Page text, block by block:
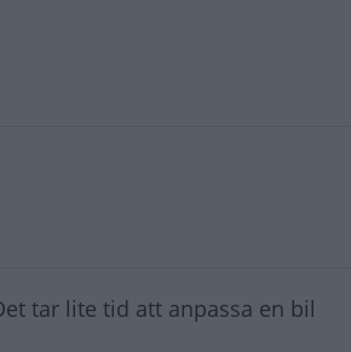
tar lite tid att anpassa en bil